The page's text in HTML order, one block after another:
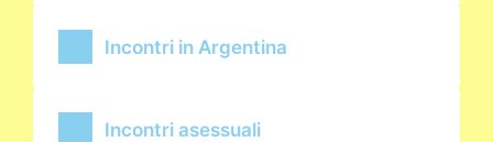
Incontri in Argentina
Incontri asessuali